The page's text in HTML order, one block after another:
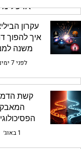
או כל
שיש
ואיך זה
על
קוראים
לטוני
בן 2 דקות, שאפשר לראות כאן
(יש
עקרון
איך להפוך
משנה
עלילתי
לפני 7 ימים
קשת
המאבק
ה"רוצה"
1 באוג׳